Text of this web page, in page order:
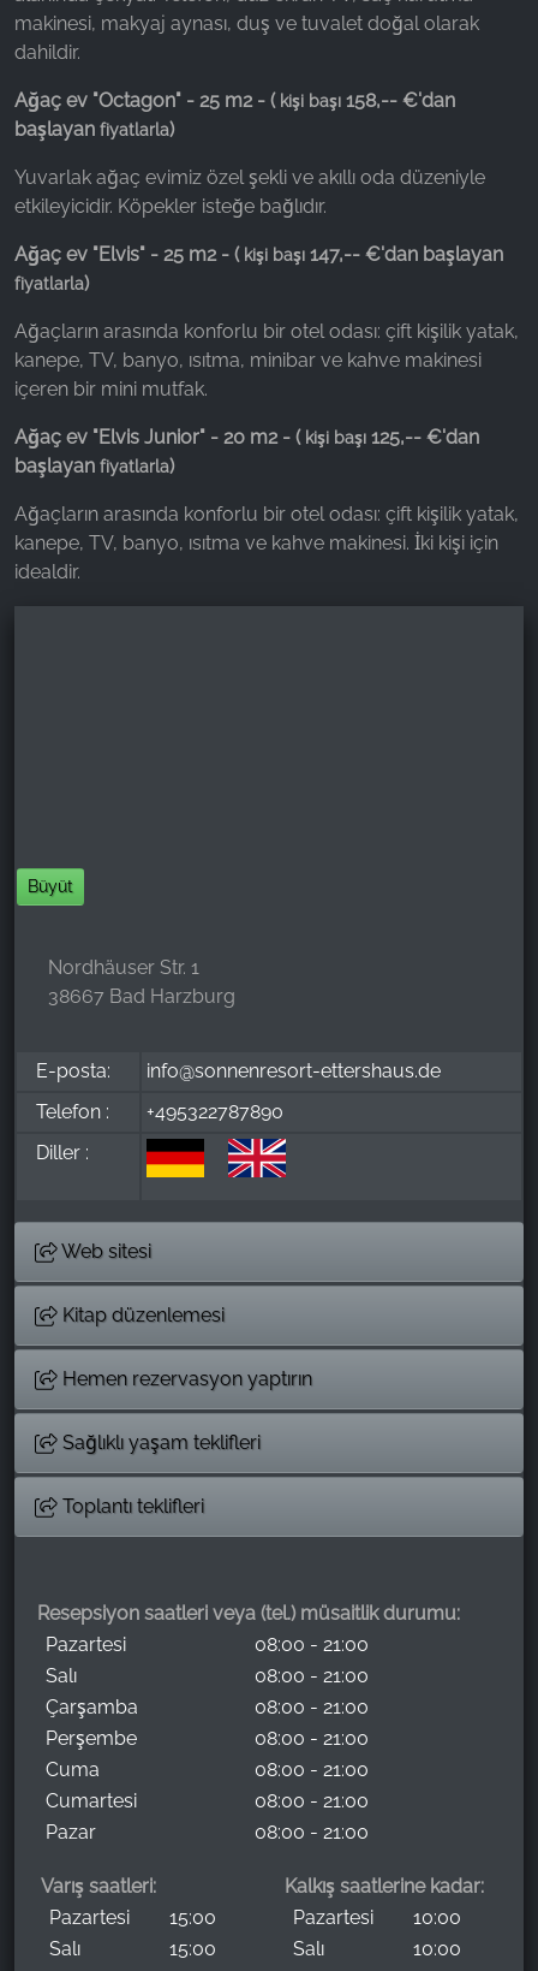
makinesi, makyaj aynası, duş ve tuvalet doğal olarak
dahildir.
Ağaç ev "Octagon" - 25 m2 - ( kişi başı 158,-- €'dan
başlayan fiyatlarla)
Yuvarlak ağaç evimiz özel şekli ve akıllı oda düzeniyle
etkileyicidir. Köpekler isteğe bağlıdır.
Ağaç ev "Elvis" - 25 m2 - ( kişi başı 147,-- €'dan başlayan
fiyatlarla)
Ağaçların arasında konforlu bir otel odası: çift kişilik yatak,
kanepe, TV, banyo, ısıtma, minibar ve kahve makinesi
içeren bir mini mutfak.
Ağaç ev "Elvis Junior" - 20 m2 - ( kişi başı 125,-- €'dan
başlayan fiyatlarla)
Ağaçların arasında konforlu bir otel odası: çift kişilik yatak,
kanepe, TV, banyo, ısıtma ve kahve makinesi. İki kişi için
idealdir.
Büyüt
Nordhäuser Str. 1
38667 Bad Harzburg
E-posta:
info@sonnenresort-ettershaus.de
Telefon :
+495322787890
Diller :
Web sitesi
Kitap düzenlemesi
Hemen rezervasyon yaptırın
Sağlıklı yaşam teklifleri
Toplantı teklifleri
Resepsiyon saatleri veya (tel.) müsaitlik durumu:
Pazartesi
08:00 - 21:00
Salı
08:00 - 21:00
Çarşamba
08:00 - 21:00
Perşembe
08:00 - 21:00
Cuma
08:00 - 21:00
Cumartesi
08:00 - 21:00
Pazar
08:00 - 21:00
Varış saatleri:
Pazartesi
15:00
Salı
15:00
Kalkış saatlerine kadar:
Pazartesi
10:00
Salı
10:00